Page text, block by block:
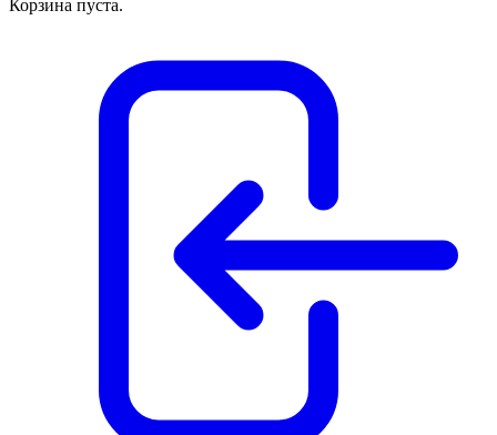
Корзина пуста.